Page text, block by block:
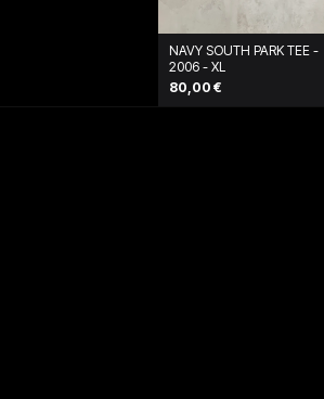
NAVY SOUTH PARK TEE -
2006 - XL
80,00 €